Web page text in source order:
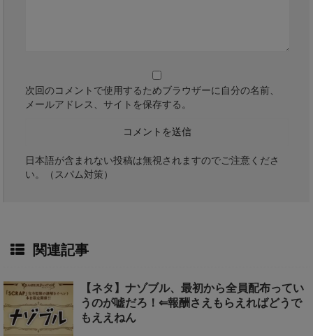
次回のコメントで使用するためブラウザーに自分の名前、
メールアドレス、サイトを保存する。
日本語が含まれない投稿は無視されますのでご注意くださ
い。（スパム対策）
関連記事
【ネタ】ナゾブル、最初から全員配布ってい
うのが嘘だろ！⇐報酬さえもらえればどうで
もええねん